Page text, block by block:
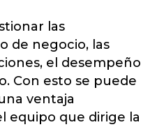
las
de negocio, las
el desempeño
Con esto se puede
ventaja
equipo que dirige la